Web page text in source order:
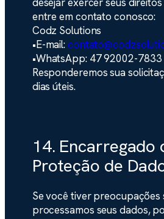
entre em contato conosco:
Codz Solutions
•E-mail:
•WhatsApp:47 92002-7833
Responderemos sua
dias úteis.
14. Encarregado
Proteção de
Se você tiver
processamos seus dados,